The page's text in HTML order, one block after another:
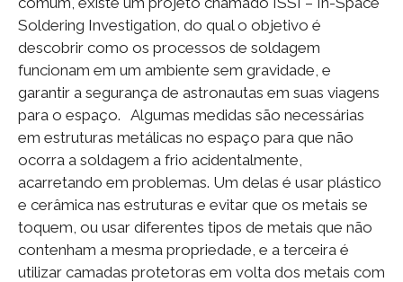
Soldering Investigation, do qual o objetivo é
descobrir como os processos de soldagem
funcionam em um ambiente sem gravidade, e
garantir a segurança de astronautas em suas viagens
para o espaço. Algumas medidas são necessárias
em estruturas metálicas no espaço para que não
ocorra a soldagem a frio acidentalmente,
acarretando em problemas. Um delas é usar plástico
e cerâmica nas estruturas e evitar que os metais se
toquem, ou usar diferentes tipos de metais que não
contenham a mesma propriedade, e a terceira é
utilizar camadas protetoras em volta dos metais com